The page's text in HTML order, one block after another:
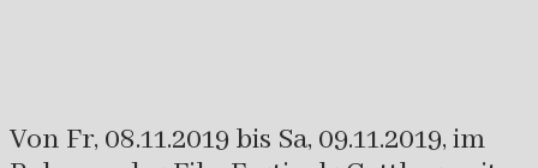
Von Fr, 08.11.2019 bis Sa, 09.11.2019, im